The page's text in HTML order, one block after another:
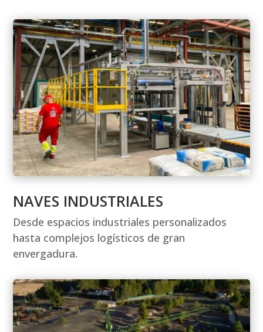
NAVES INDUSTRIALES
Desde espacios industriales personalizados
hasta complejos logísticos de gran
envergadura.